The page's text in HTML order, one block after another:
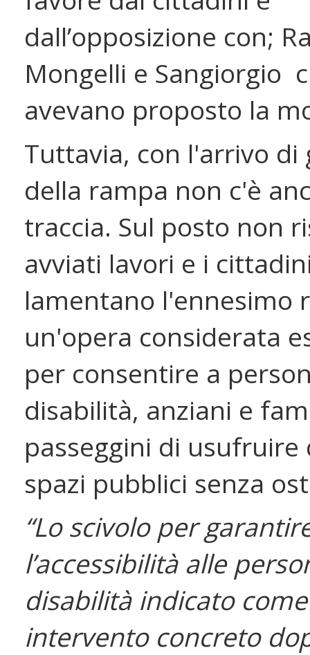
dall’opposizione con;
Mongelli e Sangiorgio
avevano proposto la
Tuttavia, con l'arrivo di
della rampa non c'è
traccia. Sul posto non
avviati lavori e i
lamentano l'ennesimo
un'opera considerata
per consentire a
disabilità, anziani e
passeggini di usufruire
spazi pubblici senza
“Lo scivolo per
l’accessibilità alle
disabilità indicato
intervento concreto